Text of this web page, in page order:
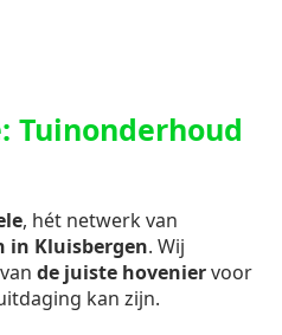
Tuinonderhoud
, hét netwerk van
Kluisbergen. Wij
de juiste hoveniervoor
kan zijn.